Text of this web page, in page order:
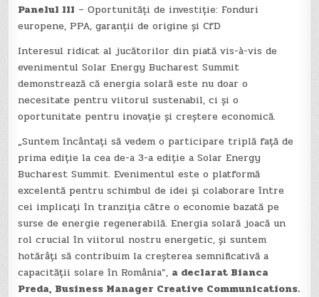
Panelul III – Oportunități de investiție: Fonduri
europene, PPA, garanții de origine și CfD
Interesul ridicat al jucătorilor din piată vis-à-vis de
evenimentul Solar Energy Bucharest Summit
demonstrează că energia solară este nu doar o
necesitate pentru viitorul sustenabil, ci și o
oportunitate pentru inovație și creștere economică.
„Suntem încântați să vedem o participare triplă față de
prima ediție la cea de-a 3-a ediție a Solar Energy
Bucharest Summit. Evenimentul este o platformă
excelentă pentru schimbul de idei și colaborare între
cei implicați în tranziția către o economie bazată pe
surse de energie regenerabilă. Energia solară joacă un
rol crucial în viitorul nostru energetic, și suntem
hotărâți să contribuim la creșterea semnificativă a
capacității solare în România”, a declarat Bianca
Preda, Business Manager Creative Communications.